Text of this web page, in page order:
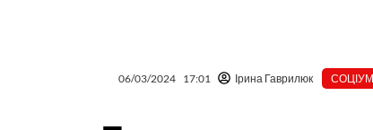
06/03/2024 17:01 Ірина Гаврилюк СОЦІУМ